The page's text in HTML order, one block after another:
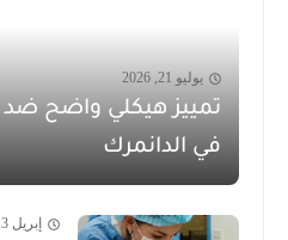
يوليو 21, 2026
تمييز هيكلي واضح ضد
في الدانمرك
إبريل 3, 2026